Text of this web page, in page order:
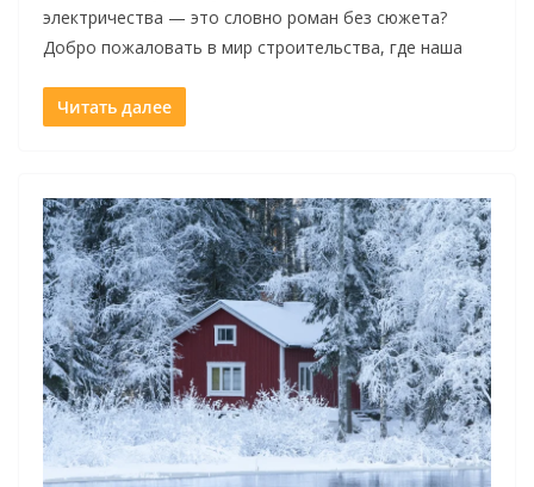
электричества — это словно роман без сюжета?
Добро пожаловать в мир строительства, где наша
Читать далее